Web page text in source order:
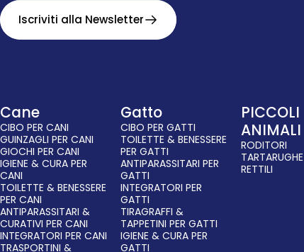
Iscriviti alla Newsletter
Cane
CIBO PER CANI
GUINZAGLI PER CANI
GIOCHI PER CANI
IGIENE & CURA PER
CANI
TOILETTE & BENESSERE
PER CANI
ANTIPARASSITARI &
CURATIVI PER CANI
INTEGRATORI PER CANI
TRASPORTINI &
Gatto
CIBO PER GATTI
TOILETTE & BENESSERE
PER GATTI
ANTIPARASSITARI PER
GATTI
INTEGRATORI PER
GATTI
TIRAGRAFFI &
TAPPETINI PER GATTI
IGIENE & CURA PER
GATTI
PICCOLI
ANIMALI
RODITORI
TARTARUGHE
RETTILI